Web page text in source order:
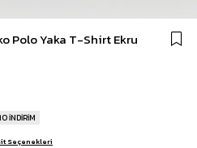
Polo Yaka T-Shirt Ekru
İNDİRİM
Seçenekleri